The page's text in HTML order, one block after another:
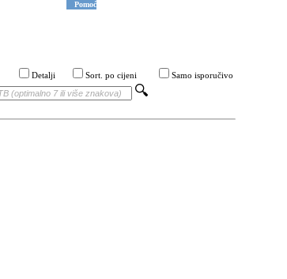
Pomoć
Detalji Sort. po cijeni Samo isporučivo